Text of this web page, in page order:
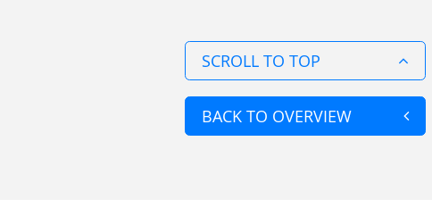
SCROLL TO TOP
BACK TO OVERVIEW